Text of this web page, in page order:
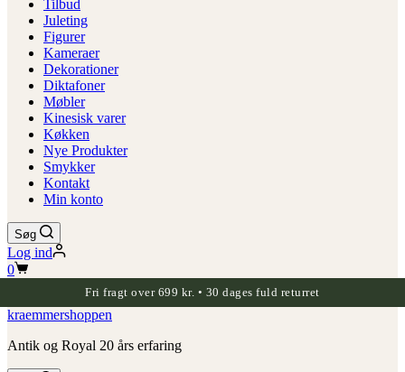
Tilbud
Juleting
Figurer
Kameraer
Dekorationer
Diktafoner
Møbler
Kinesisk varer
Køkken
Nye Produkter
Smykker
Kontakt
Min konto
Søg
Log ind
Indkøbskurv
0
Fri fragt over 699 kr. • 30 dages fuld returret
kraemmershoppen
Antik og Royal 20 års erfaring